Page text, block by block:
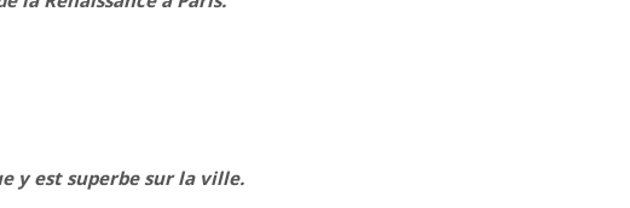
y est superbe sur la ville.